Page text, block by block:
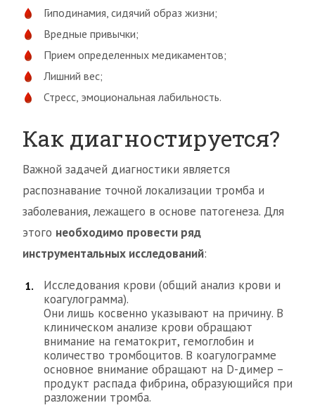
Гиподинамия, сидячий образ жизни;
Вредные привычки;
Прием определенных медикаментов;
Лишний вес;
Стресс, эмоциональная лабильность.
Как диагностируется?
Важной задачей диагностики является
распознавание точной локализации тромба и
заболевания, лежащего в основе патогенеза. Для
этого необходимо провести ряд
инструментальных исследований:
Исследования крови (общий анализ крови и
коагулограмма).
Они лишь косвенно указывают на причину. В
клиническом анализе крови обращают
внимание на гематокрит, гемоглобин и
количество тромбоцитов. В коагулограмме
основное внимание обращают на D-димер –
продукт распада фибрина, образующийся при
разложении тромба.